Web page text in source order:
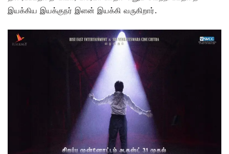
இயக்கிய இயக்குநர் இளன் இயக்கி வருகிறார்.